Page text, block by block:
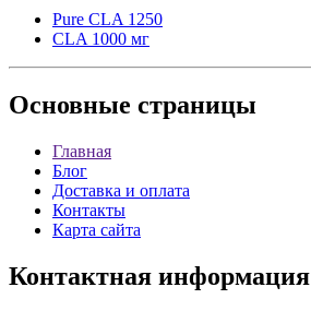
Pure CLA 1250
CLA 1000 мг
Основные страницы
Главная
Блог
Доставка и оплата
Контакты
Карта сайта
Контактная информация